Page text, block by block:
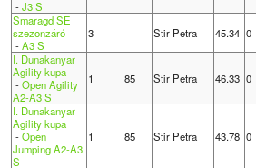
-J3 S
Smaragd SE
szezonzáró
-A3 S
3 Stir Petra 45.34 0
I. Dunakanyar
Agility kupa
-Open Agility
A2-A3 S
1 85 Stir Petra 46.33 0
I. Dunakanyar
Agility kupa
-Open
Jumping A2-A3
S
1 85 Stir Petra 43.78 0